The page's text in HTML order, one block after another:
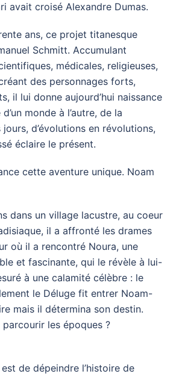
avait croisé Alexandre Dumas.
ans, ce projet titanesque
Schmitt. Accumulant
médicales, religieuses,
des personnages forts,
il lui donne aujourd’hui naissance
monde à l’autre, de la
d’évolutions en révolutions,
éclaire le présent.
cette aventure unique. Noam
dans un village lacustre, au coeur
il a affronté les drames
où il a rencontré Noura, une
et fascinante, qui le révèle à lui-
à une calamité célèbre : le
le Déluge fit entrer Noam-
mais il détermina son destin.
les époques ?
est de dépeindre l’histoire de